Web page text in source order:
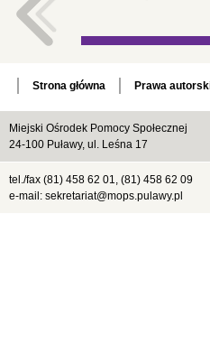
Strona główna Prawa
Miejski Ośrodek Pomocy Społecznej
24-100 Puławy, ul. Leśna 17
tel./fax (81) 458 62 01, (81) 458 62 09
e-mail: sekretariat@mops.pulawy.pl